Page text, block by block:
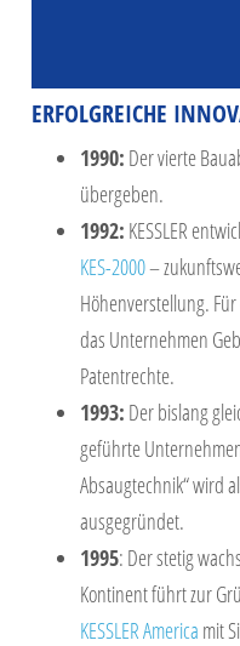
ERFOLGREICHE
1990: Der vierte
übergeben.
1992: KESSLER
KES-2000–
Höhenverstellung.
das Unternehmen
Patentrechte.
1993: Der bislang
geführte
Absaugtechnik“ wird
ausgegründet.
1995: Der stetig
Kontinent führt zur
KESSLER America mit